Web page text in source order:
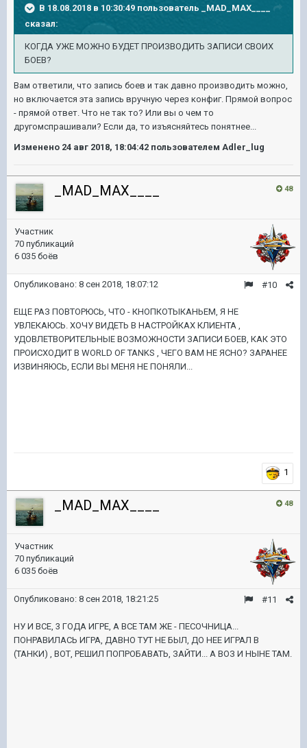
В 18.08.2018 в 10:30:49 пользователь
_MAD_MAX____
сказал:
КОГДА УЖЕ МОЖНО БУДЕТ ПРОИЗВОДИТЬ ЗАПИСИ СВОИХ
БОЕВ?
Вам ответили, что запись боев и так давно производить можно,
но включается эта запись вручную через конфиг. Прямой вопрос
- прямой ответ. Что не так то? Или вы о чем то
другомспрашивали? Если да, то изъясняйтесь понятнее...
Изменено 24 авг 2018, 18:04:42 пользователем Adler_lug
48
_MAD_MAX____
Участник
70 публикаций
6 035 боёв
#10
Опубликовано: 8 сен 2018, 18:07:12
ЕЩЕ РАЗ ПОВТОРЮСЬ, ЧТО - КНОПКОТЫКАНЬЕМ, Я НЕ
УВЛЕКАЮСЬ. ХОЧУ ВИДЕТЬ В НАСТРОЙКАХ КЛИЕНТА ,
УДОВЛЕТВОРИТЕЛЬНЫЕ ВОЗМОЖНОСТИ ЗАПИСИ БОЕВ, КАК ЭТО
ПРОИСХОДИТ В WORLD OF TANKS , ЧЕГО ВАМ НЕ ЯСНО? ЗАРАНЕЕ
ИЗВИНЯЮСЬ, ЕСЛИ ВЫ МЕНЯ НЕ ПОНЯЛИ...
1
48
_MAD_MAX____
Участник
70 публикаций
6 035 боёв
#11
Опубликовано: 8 сен 2018, 18:21:25
НУ И ВСЕ, 3 ГОДА ИГРЕ, А ВСЕ ТАМ ЖЕ - ПЕСОЧНИЦА...
ПОНРАВИЛАСЬ ИГРА, ДАВНО ТУТ НЕ БЫЛ, ДО НЕЕ ИГРАЛ В
(ТАНКИ) , ВОТ, РЕШИЛ ПОПРОБАВАТЬ, ЗАЙТИ... А ВОЗ И НЫНЕ ТАМ.